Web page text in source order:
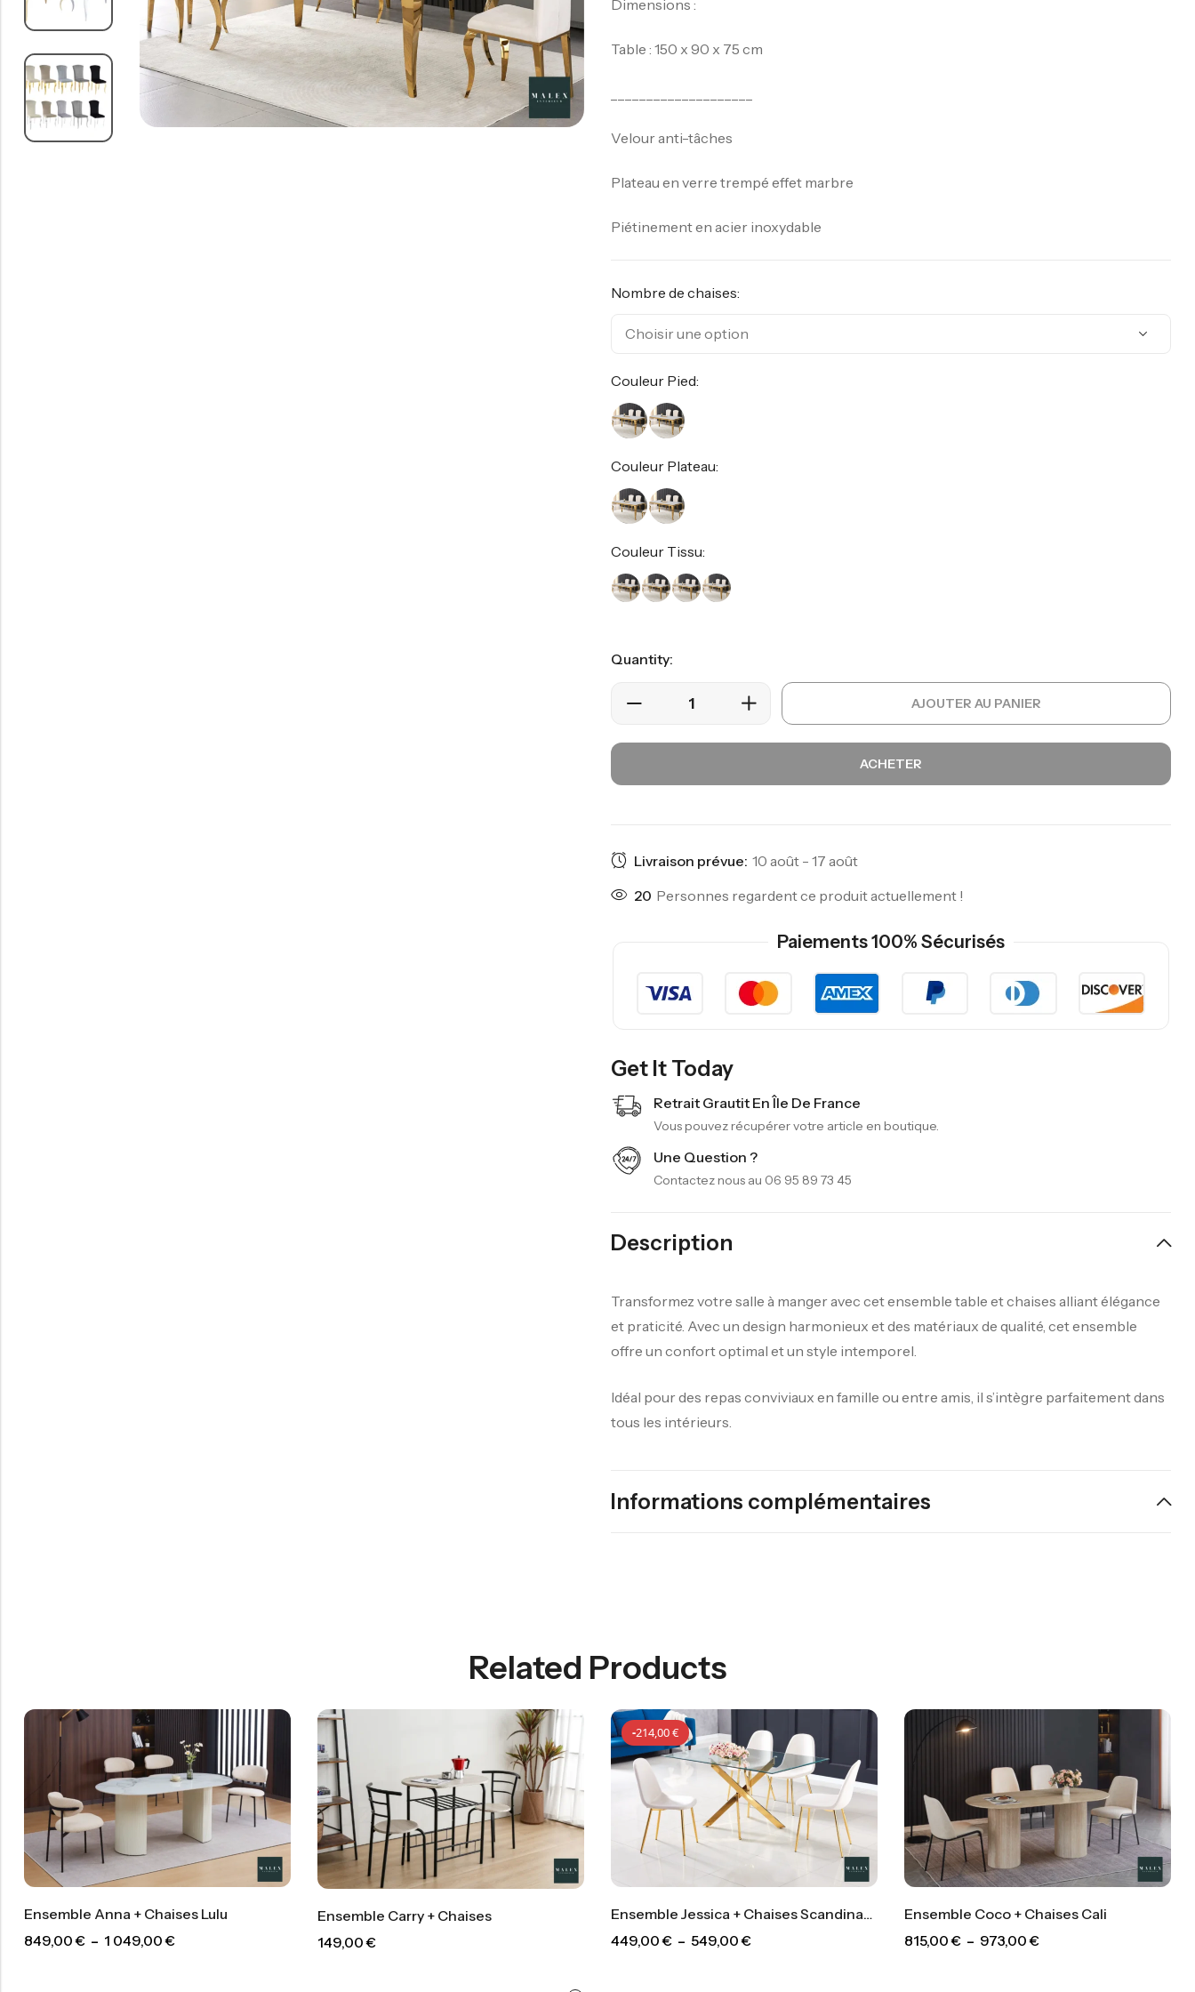
Dimensions :
Table : 150 x 90 x 75 cm
Velour anti-tâches
Plateau en verre trempé effet marbre
Piétinement en acier inoxydable
Nombre de chaises:
Couleur Pied:
Couleur Plateau:
Couleur Tissu:
Quantity:
AJOUTER AU PANIER
ACHETER
Livraison prévue: 10 août - 17 août
20 Personnes regardent ce produit actuellement !
Paiements 100% Sécurisés
Get It Today
Retrait Grautit En Île De France
Vous pouvez récupérer votre article en boutique.
Une Question ?
Contactez nous au 06 95 89 73 45
Description
Transformez votre salle à manger avec cet ensemble table et chaises alliant élégance
et praticité. Avec un design harmonieux et des matériaux de qualité, cet ensemble
offre un confort optimal et un style intemporel.
Idéal pour des repas conviviaux en famille ou entre amis, il s’intègre parfaitement dans
tous les intérieurs.
Informations complémentaires
Related Products
Ensemble Anna + Chaises Lulu
849,00€ – 1 049,00€
Ensemble Carry + Chaises
149,00€
-214,00€
Ensemble Jessica + Chaises Scandinave
449,00€ – 549,00€
Ensemble Coco + Chaises Cali
815,00€ – 973,00€